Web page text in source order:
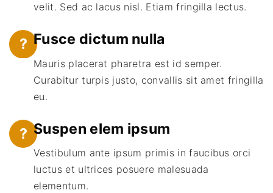
velit. Sed ac lacus nisl. Etiam fringilla lectus.
? Fusce dictum nulla
Mauris placerat pharetra est id semper.
Curabitur turpis justo, convallis sit amet fringilla
eu.
? Suspen elem ipsum
Vestibulum ante ipsum primis in faucibus orci
luctus et ultrices posuere malesuada
elementum.